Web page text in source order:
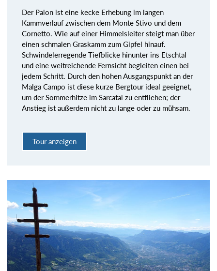
Der Palon ist eine kecke Erhebung im langen
Kammverlauf zwischen dem Monte Stivo und dem
Cornetto. Wie auf einer Himmelsleiter steigt man über
einen schmalen Graskamm zum Gipfel hinauf.
Schwindelerregende Tiefblicke hinunter ins Etschtal
und eine weitreichende Fernsicht begleiten einen bei
jedem Schritt. Durch den hohen Ausgangspunkt an der
Malga Campo ist diese kurze Bergtour ideal geeignet,
um der Sommerhitze im Sarcatal zu entfliehen; der
Anstieg ist außerdem nicht zu lange oder zu mühsam.
Tour anzeigen